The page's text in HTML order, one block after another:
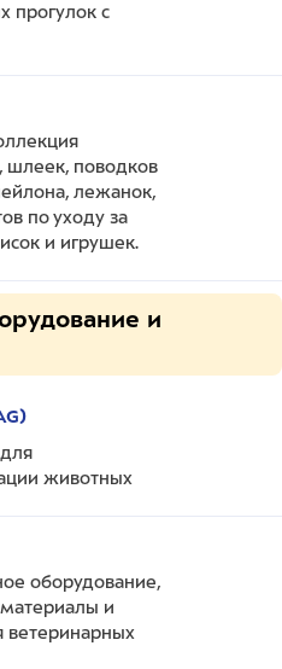
прогулок с
шлеек, поводков
лежанок,
по уходу за
и игрушек.
и
животных
оборудование,
и
ветеринарных